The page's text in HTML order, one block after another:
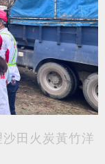
沙田火炭黃竹洋